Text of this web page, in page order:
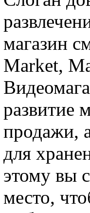
магазин
Market,
развитие
продажи,
для
этому вы
место,